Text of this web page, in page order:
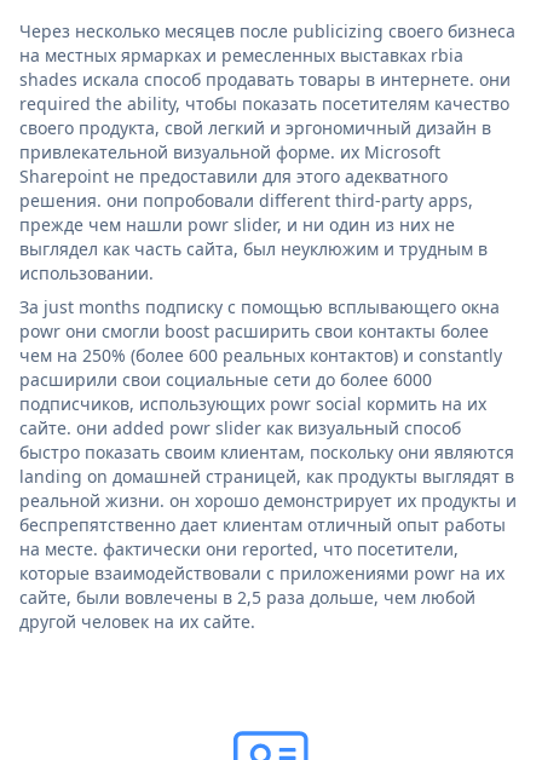
Через несколько месяцев после publicizing своего бизнеса
на местных ярмарках и ремесленных выставках rbia
shades искала способ продавать товары в интернете. они
required the ability, чтобы показать посетителям качество
своего продукта, свой легкий и эргономичный дизайн в
привлекательной визуальной форме. их Microsoft
Sharepoint не предоставили для этого адекватного
решения. они попробовали different third-party apps,
прежде чем нашли powr slider, и ни один из них не
выглядел как часть сайта, был неуклюжим и трудным в
использовании.
За just months подписку с помощью всплывающего окна
powr они смогли boost расширить свои контакты более
чем на 250% (более 600 реальных контактов) и constantly
расширили свои социальные сети до более 6000
подписчиков, использующих powr social кормить на их
сайте. они added powr slider как визуальный способ
быстро показать своим клиентам, поскольку они являются
landing on домашней страницей, как продукты выглядят в
реальной жизни. он хорошо демонстрирует их продукты и
беспрепятственно дает клиентам отличный опыт работы
на месте. фактически они reported, что посетители,
которые взаимодействовали с приложениями powr на их
сайте, были вовлечены в 2,5 раза дольше, чем любой
другой человек на их сайте.